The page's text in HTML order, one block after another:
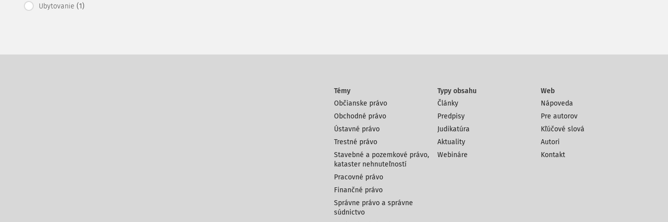
Ubytovanie (1)
Témy
Občianske právo
Obchodné právo
Ústavné právo
Trestné právo
Stavebné a pozemkové právo,
kataster nehnuteľností
Pracovné právo
Finančné právo
Správne právo a správne
súdnictvo
Typy obsahu
Články
Predpisy
Judikatúra
Aktuality
Webináre
Web
Nápoveda
Pre autorov
Kľúčové slová
Autori
Kontakt